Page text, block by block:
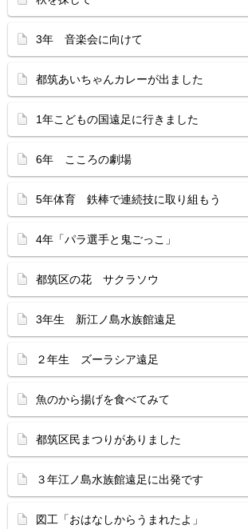
3年 音楽会に向けて
都筑あいちゃんカレーが出ました
1年こどもの国遠足に行きました
6年 こころの劇場
5年体育 鉄棒で連続技に取り組もう
4年「パラ選手と鬼ごっこ」
都筑区の花 サクラソウ
3年生 新江ノ島水族館遠足
２年生 ズーラシア遠足
魚のから揚げを食べてみて
都筑区民まつりがありました
３年江ノ島水族館遠足に出発です
図工「おはなしからうまれたよ」